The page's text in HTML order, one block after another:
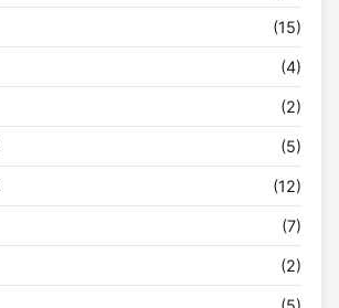
(15)
(4)
(2)
(5)
(12)
(7)
(2)